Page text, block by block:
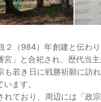
２（984）年創建と伝わ
」と合祀され、歴代当
も若き日に戦勝祈願に訪
ます。
れており、周辺には「政